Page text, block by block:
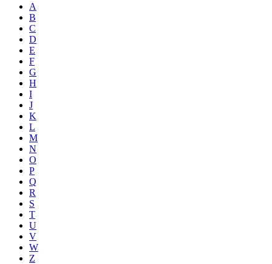
A
B
C
D
E
F
G
H
I
J
K
L
M
N
O
P
Q
R
S
T
U
V
W
Z